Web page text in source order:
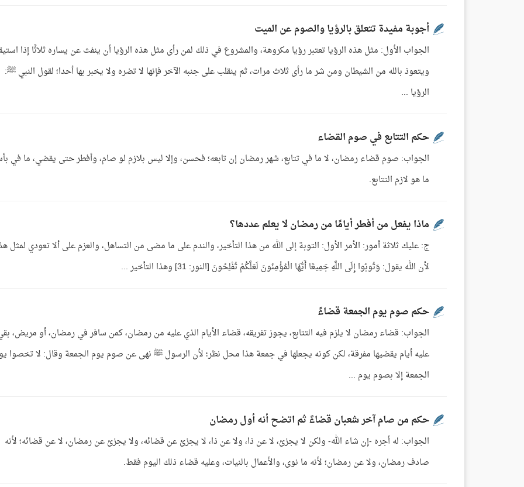
أجوبة مفيدة تتعلق بالرؤيا والصوم عن الميت
الجواب الأول: مثل هذه الرؤيا تعتبر رؤيا مكروهة، والمشروع في ذلك لمن رأى مثل هذه الرؤيا أن ينفث عن يساره ثلاثًا إذا
ويتعوذ بالله من الشيطان ومن شر ما رأى ثلاث مرات، ثم ينقلب على جنبه الآخر فإنها لا تضره ولا يخبر بها أحدا؛ لقول النبي ﷺ:
الرؤيا ...
حكم التتابع في صوم القضاء
الجواب: صوم قضاء رمضان، لا ما في تتابع، شهر رمضان إن تابعه؛ فحسن، وإلا ليس بلازم لو صام، وأفطر حتى يقضي، ما في
ما هو لازم التتابع.
ماذا يفعل من أفطر أيامًا من رمضان لا يعلم عددها؟
ج: عليك ثلاثة أمور: الأمر الأول: التوبة إلى الله من هذا التأخير، والندم على ما مضى من التساهل، والعزم على ألا تعودي لمثل
لأن الله يقول: وَتُوبُوا إِلَى اللَّهِ جَمِيعًا أَيُّهَا الْمُؤْمِنُونَ لَعَلَّكُمْ تُفْلِحُونَ [النور: 31] وهذا التأخير ...
حكم صوم يوم الجمعة قضاءً
الجواب: قضاء رمضان لا يلزم فيه التتابع، يجوز تفريقه، قضاء الأيام الذي عليه من رمضان، كمن سافر في رمضان، أو مريض،
عليه أيام يقضيها مفرقة، لكن كونه يجعلها في جمعة هذا محل نظر؛ لأن الرسول ﷺ نهى عن صوم يوم الجمعة وقال: لا تخصوا
الجمعة إلا بصوم يوم ...
حكم من صام آخر شعبان قضاءً ثم اتضح أنه أول رمضان
الجواب: له أجره -إن شاء الله- ولكن لا يجزئ، لا عن ذا، ولا عن ذا، لا يجزئ عن قضائه، ولا يجزئ عن رمضان، لا عن قضائه؛ لأنه
صادف رمضان، ولا عن رمضان؛ لأنه ما نوى، والأعمال بالنيات، وعليه قضاء ذلك اليوم فقط.